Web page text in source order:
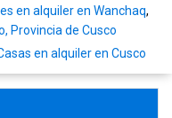
en alquiler en Wanchaq,
Provincia de Cusco
en alquiler en Cusco